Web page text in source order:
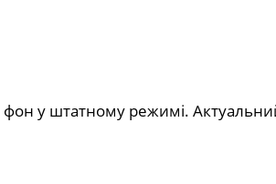
у штатному режимі.